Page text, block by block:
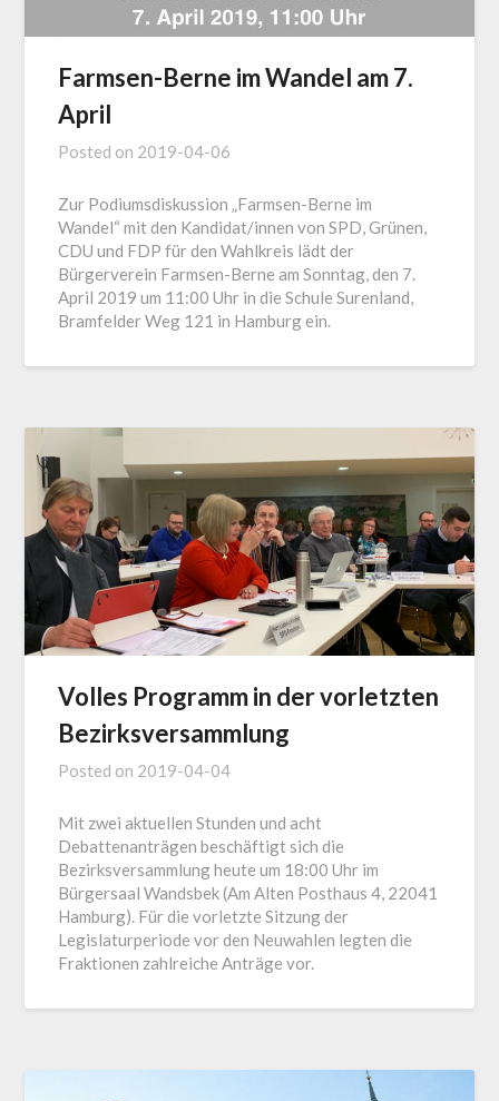
Farmsen-Berne im Wandel am 7.
April
Posted on 2019-04-06
Zur Podiumsdiskussion „Farmsen-Berne im
Wandel“ mit den Kandidat/innen von SPD, Grünen,
CDU und FDP für den Wahlkreis lädt der
Bürgerverein Farmsen-Berne am Sonntag, den 7.
April 2019 um 11:00 Uhr in die Schule Surenland,
Bramfelder Weg 121 in Hamburg ein.
Volles Programm in der vorletzten
Bezirksversammlung
Posted on 2019-04-04
Mit zwei aktuellen Stunden und acht
Debattenanträgen beschäftigt sich die
Bezirksversammlung heute um 18:00 Uhr im
Bürgersaal Wandsbek (Am Alten Posthaus 4, 22041
Hamburg). Für die vorletzte Sitzung der
Legislaturperiode vor den Neuwahlen legten die
Fraktionen zahlreiche Anträge vor.